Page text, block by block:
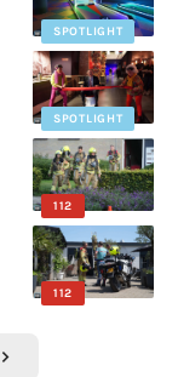
SPOTLIGHT
SPOTLIGHT
112
112